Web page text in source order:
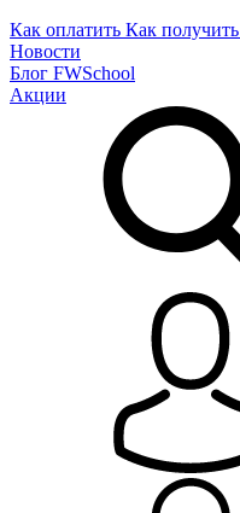
Как оплатить Как получить
Новости
Блог FWSchool
Акции